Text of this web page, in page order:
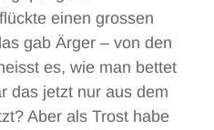
einen grossen
gab Ärger – von den
es, wie man bettet
das jetzt nur aus dem
Aber als Trost habe